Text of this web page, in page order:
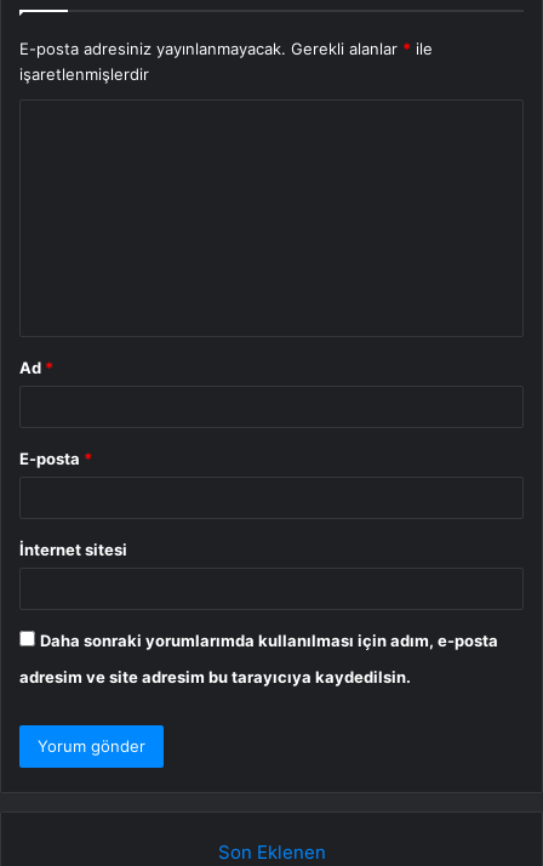
E-posta adresiniz yayınlanmayacak. Gerekli alanlar * ile
işaretlenmişlerdir
Ad *
E-posta *
İnternet sitesi
Daha sonraki yorumlarımda kullanılması için adım, e-posta
adresim ve site adresim bu tarayıcıya kaydedilsin.
Son Eklenen